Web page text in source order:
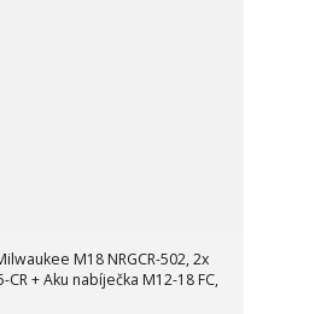
M18 NRGCR-502, 2x
+ Aku nabíječka M12-18 FC,